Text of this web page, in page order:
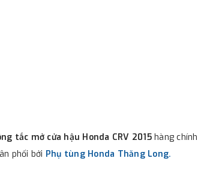
tắc mở cửa hậu Honda CRV 2015 hàng
phối bởi Phụ tùng Honda Thăng Long.